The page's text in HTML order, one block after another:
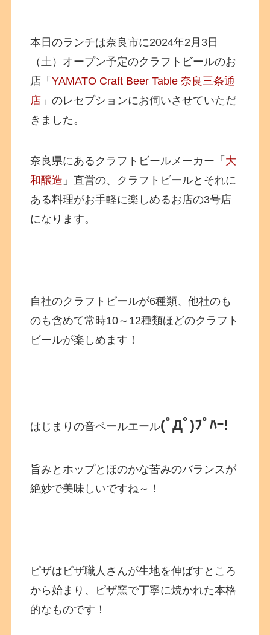
本日のランチは奈良市に2024年2月3日
（土）オープン予定のクラフトビールのお
店「YAMATO Craft Beer Table 奈良三条通
店 」のレセプションにお伺いさせていただ
きました。
奈良県にあるクラフトビールメーカー「 大
和醸造 」直営の、クラフトビールとそれに
ある料理がお手軽に楽しめるお店の3号店
になります。
自社のクラフトビールが6種類、他社のも
のも含めて常時10～12種類ほどのクラフト
ビールが楽しめます！
はじまりの音ペールエール(ﾟДﾟ)ﾌﾟﾊｰ!
旨みとホップとほのかな苦みのバランスが
絶妙で美味しいですね～！
ピザはピザ職人さんが生地を伸ばすところ
から始まり、ピザ窯で丁寧に焼かれた本格
的なものです！